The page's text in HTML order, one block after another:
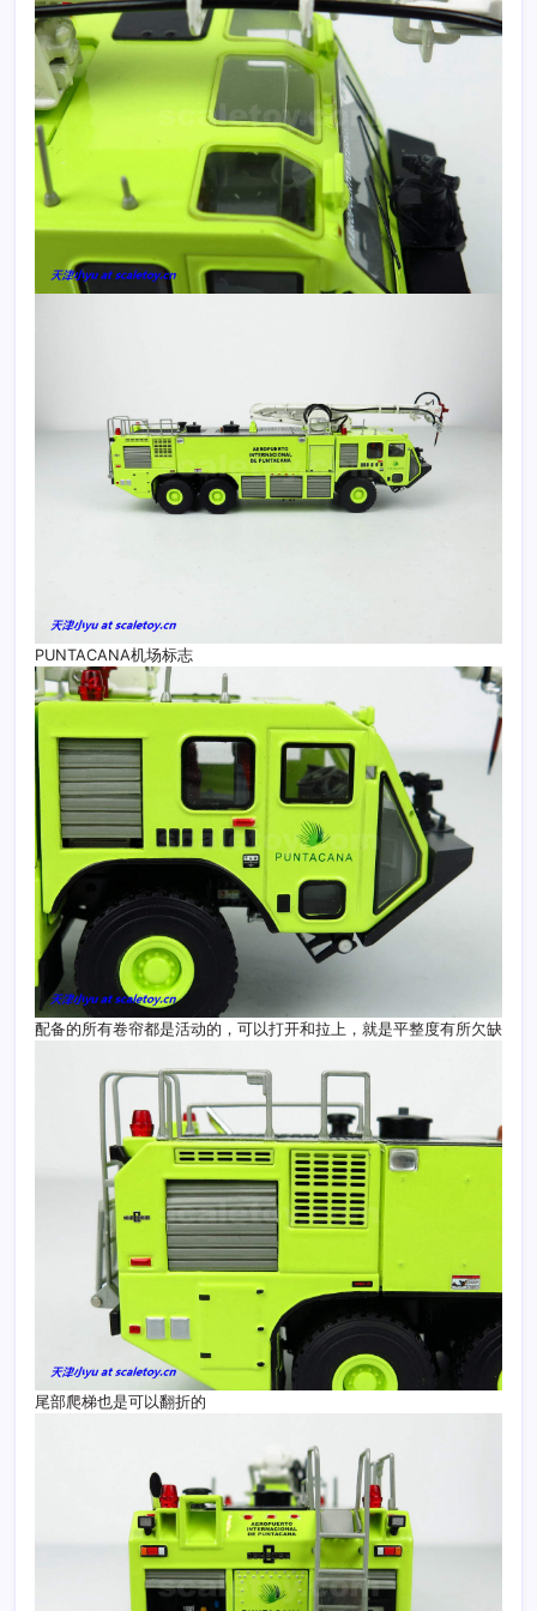
PUNTACANA机场标志
配备的所有卷帘都是活动的，可以打开和拉上，就是平整度有所欠缺
尾部爬梯也是可以翻折的